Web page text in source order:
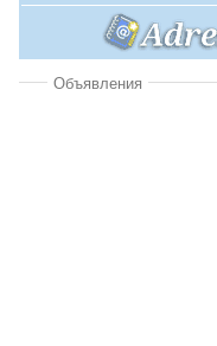
Объявления